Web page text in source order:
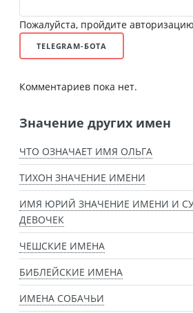
Пожалуйста, пройдите
TELEGRAM-БОТА
Комментариев пока нет.
Значение других имен
ЧТО ОЗНАЧАЕТ ИМЯ ОЛЬГА
ТИХОН ЗНАЧЕНИЕ ИМЕНИ
ИМЯ ЮРИЙ ЗНАЧЕНИЕ ИМЕНИ И
ДЕВОЧЕК
ЧЕШСКИЕ ИМЕНА
БИБЛЕЙСКИЕ ИМЕНА
ИМЕНА СОБАЧЬИ